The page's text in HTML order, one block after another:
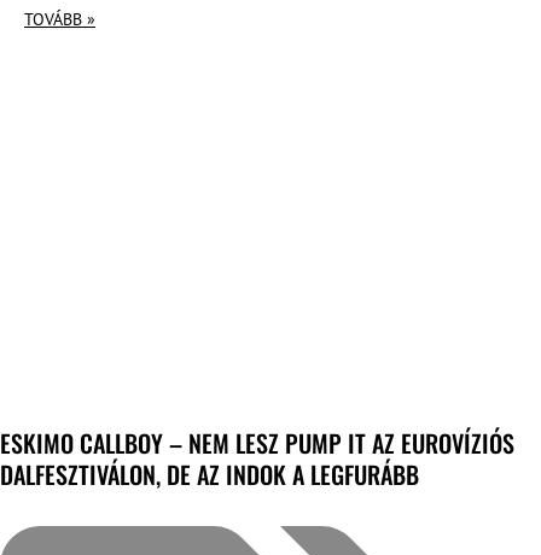
TOVÁBB »
ESKIMO CALLBOY – NEM LESZ PUMP IT AZ EUROVÍZIÓS
DALFESZTIVÁLON, DE AZ INDOK A LEGFURÁBB